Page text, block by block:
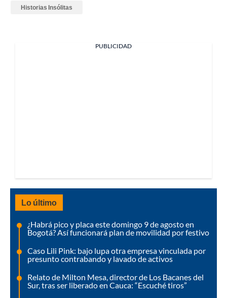
Historias Insólitas
PUBLICIDAD
Lo último
¿Habrá pico y placa este domingo 9 de agosto en
Bogotá? Así funcionará plan de movilidad por festivo
Caso Lili Pink: bajo lupa otra empresa vinculada por
presunto contrabando y lavado de activos
Relato de Milton Mesa, director de Los Bacanes del
Sur, tras ser liberado en Cauca: “Escuché tiros”